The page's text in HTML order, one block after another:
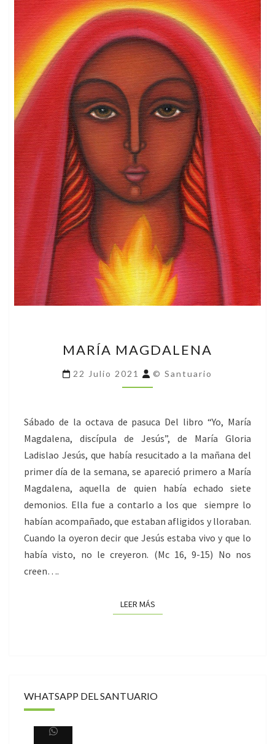
MAGDALENA
MARÍA MAGDALENA
22 Julio 2021 © Santuario
Sábado de la octava de pasuca Del libro “Yo, María
Magdalena, discípula de Jesús”, de María Gloria
Ladislao Jesús, que había resucitado a la mañana del
primer día de la semana, se apareció primero a María
Magdalena, aquella de quien había echado siete
demonios. Ella fue a contarlo a los que siempre lo
habían acompañado, que estaban afligidos y lloraban.
Cuando la oyeron decir que Jesús estaba vivo y que lo
había visto, no le creyeron. (Mc 16, 9-15) No nos
creen….
LEER MÁSLEER MÁS
WHATSAPP DEL SANTUARIO